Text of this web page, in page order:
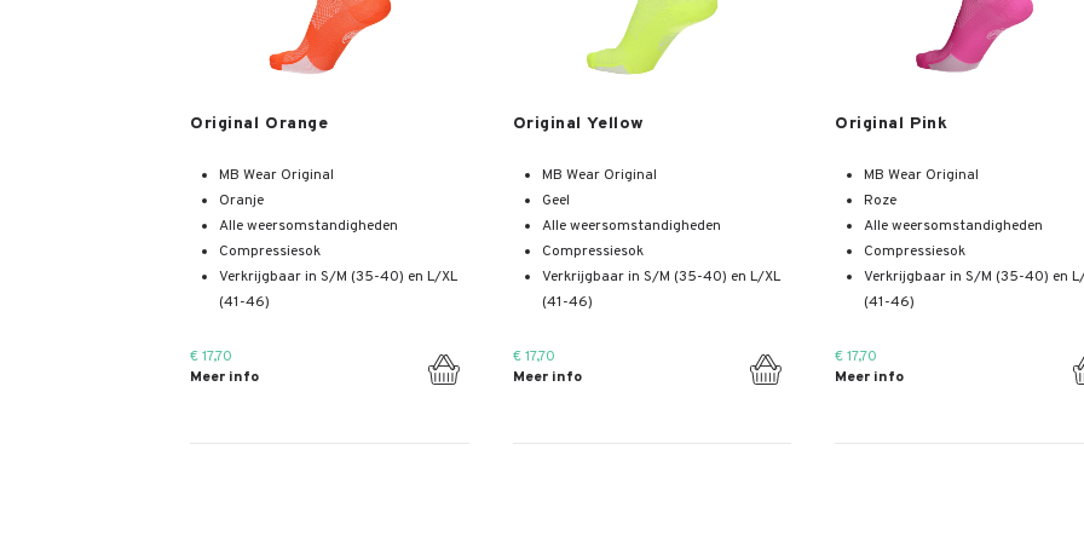
Original Orange
MB Wear Original
Oranje
Alle weersomstandigheden
Compressiesok
Verkrijgbaar in S/M (35-40) en L/XL
(41-46)
€ 17,70
Meer info
Original Yellow
MB Wear Original
Geel
Alle weersomstandigheden
Compressiesok
Verkrijgbaar in S/M (35-40) en L/XL
(41-46)
€ 17,70
Meer info
Original Pink
MB Wear Original
Roze
Alle weersomstandigheden
Compressiesok
Verkrijgbaar in S/M (35-40) en
(41-46)
€ 17,70
Meer info